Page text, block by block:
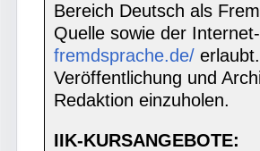
Bereich Deutsch als
Quelle sowie der
fremdsprache.de/
Veröffentlichung und
Redaktion einzuholen.
IIK-KURSANGEBOTE: